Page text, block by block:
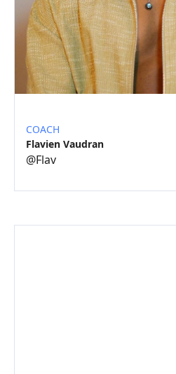
COACH
Flavien Vaudran
@Flav